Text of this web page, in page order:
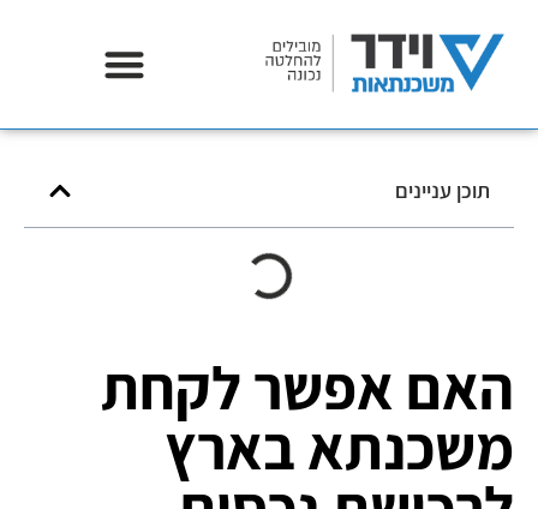
תוכן עניינים
האם אפשר לקחת
משכנתא בארץ